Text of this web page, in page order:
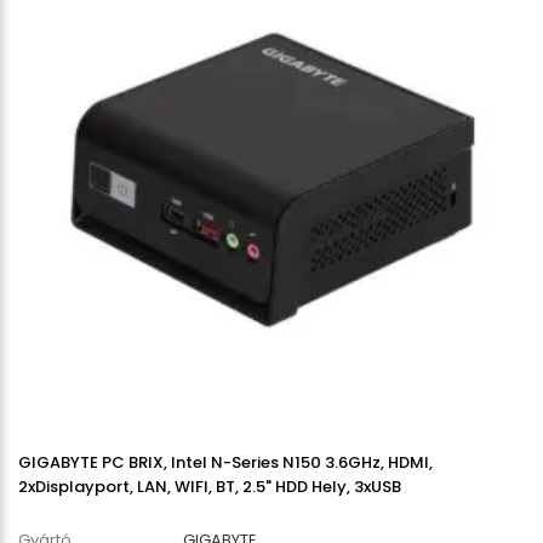
GIGABYTE PC BRIX, Intel N-Series N150 3.6GHz, HDMI,
2xDisplayport, LAN, WIFI, BT, 2.5" HDD Hely, 3xUSB